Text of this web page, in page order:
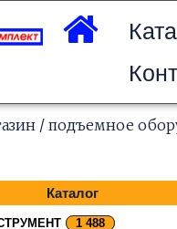
/ подъемное
Каталог
1 488